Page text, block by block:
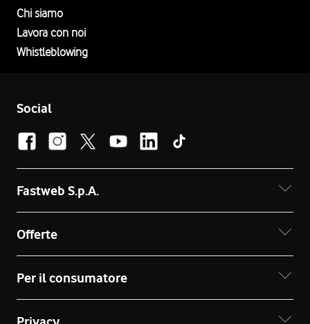
Chi siamo
Lavora con noi
Whistleblowing
Social
Fastweb S.p.A.
Offerte
Per il consumatore